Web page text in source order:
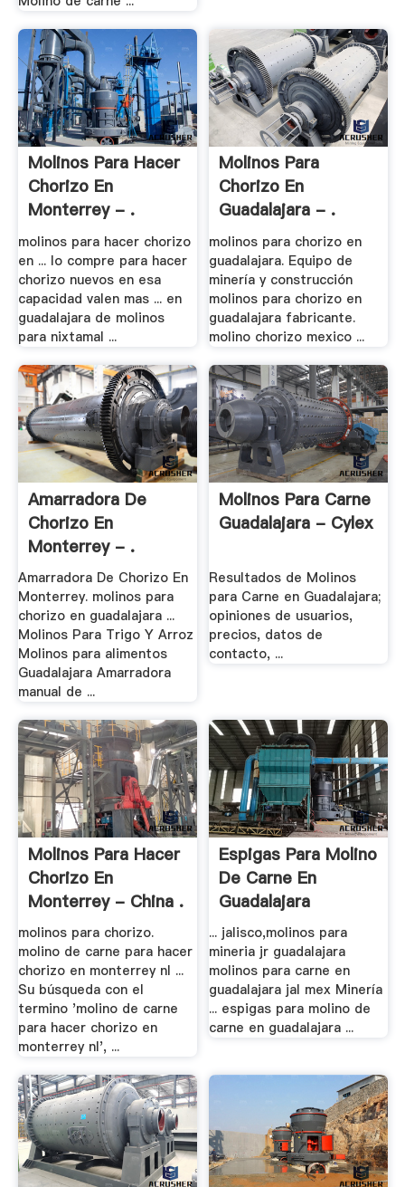
Molinos Para Hacer
Chorizo En
Monterrey - .
molinos para hacer chorizo
en ... lo compre para hacer
chorizo nuevos en esa
capacidad valen mas ... en
guadalajara de molinos
para nixtamal ...
Molinos Para
Chorizo En
Guadalajara - .
molinos para chorizo en
guadalajara. Equipo de
minería y construcción
molinos para chorizo en
guadalajara fabricante.
molino chorizo mexico ...
Amarradora De
Chorizo En
Monterrey - .
Amarradora De Chorizo En
Monterrey. molinos para
chorizo en guadalajara ...
Molinos Para Trigo Y Arroz
Molinos para alimentos
Guadalajara Amarradora
manual de ...
Molinos Para Carne
Guadalajara - Cylex
Resultados de Molinos
para Carne en Guadalajara;
opiniones de usuarios,
precios, datos de
contacto, ...
Molinos Para Hacer
Chorizo En
Monterrey - China .
molinos para chorizo.
molino de carne para hacer
chorizo en monterrey nl ...
Su búsqueda con el
termino 'molino de carne
para hacer chorizo en
monterrey nl', ...
Espigas Para Molino
De Carne En
Guadalajara
... jalisco,molinos para
mineria jr guadalajara
molinos para carne en
guadalajara jal mex Minería
... espigas para molino de
carne en guadalajara ...